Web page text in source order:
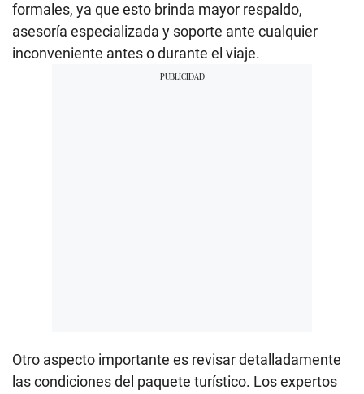
formales, ya que esto brinda mayor respaldo,
asesoría especializada y soporte ante cualquier
inconveniente antes o durante el viaje.
Otro aspecto importante es revisar detalladamente
las condiciones del paquete turístico. Los expertos